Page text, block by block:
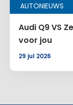
AUTONIEUWS
Audi Q9 VS
voor jou
29 jul 2026